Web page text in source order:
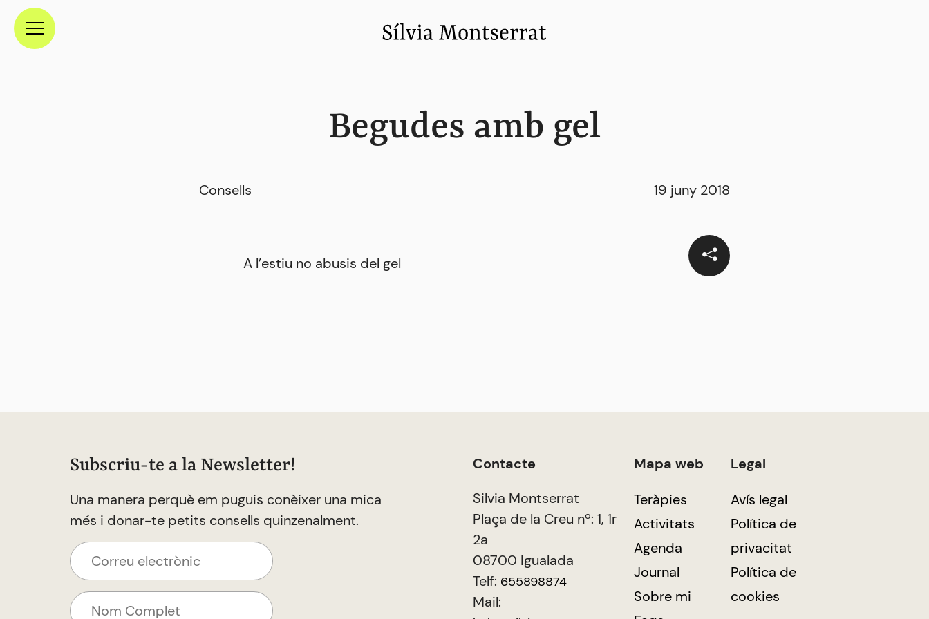
Menú
Begudes amb gel
Consells 19 juny 2018
A l’estiu no abusis del gel
Subscriu-te a la Newsletter!
Una manera perquè em puguis conèixer una mica
més i donar-te petits consells quinzenalment.
Contacte
Silvia Montserrat
Plaça de la Creu nº: 1, 1r
2a
08700 Igualada
Telf: 655898874
Mail:
Mapa web
Teràpies
Activitats
Agenda
Journal
Sobre mi
Legal
Avís legal
Política de
privacitat
Política de
cookies